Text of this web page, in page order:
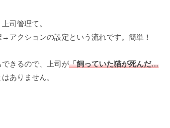
司管理て。
アクションの設定という流れです。簡単！
できるので、上司が「飼っていた猫が死んだ…
ありません。